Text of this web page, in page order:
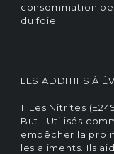
consommation
du foie.
LES ADDITIFS À
1. Les Nitrites
But : Utilisés
empêcher la
les aliments. Ils